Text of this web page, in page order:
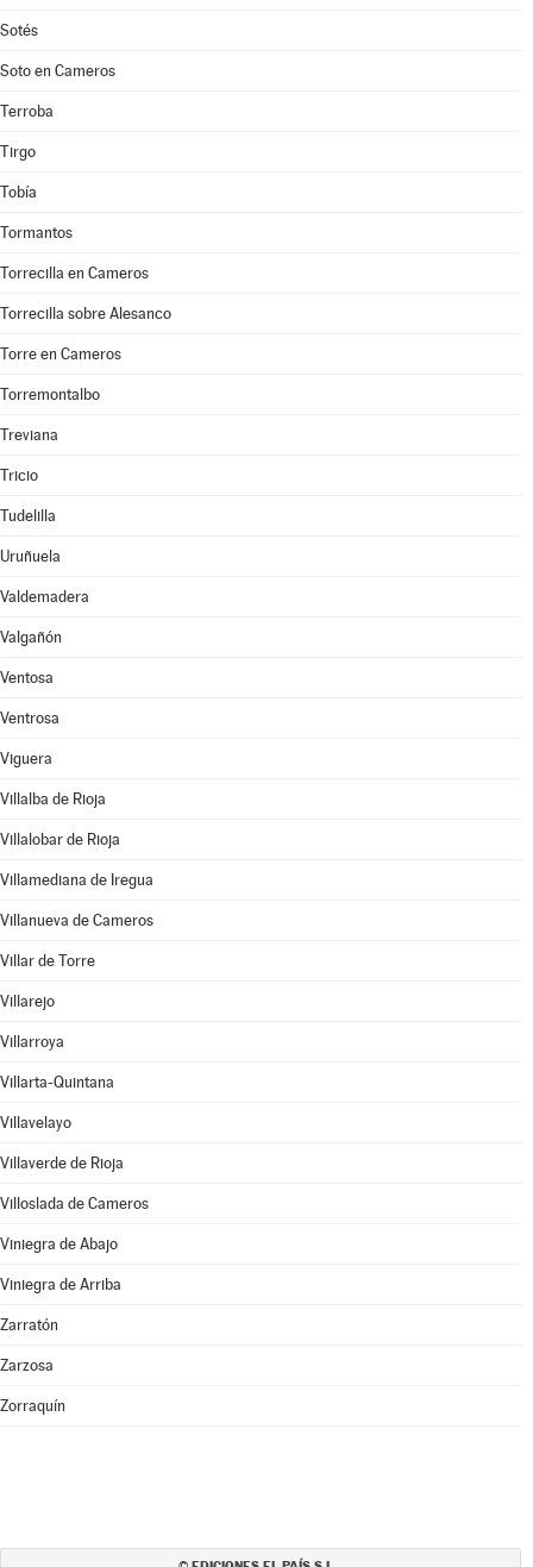
Sotés
Soto en Cameros
Terroba
Tirgo
Tobía
Tormantos
Torrecilla en Cameros
Torrecilla sobre Alesanco
Torre en Cameros
Torremontalbo
Treviana
Tricio
Tudelilla
Uruñuela
Valdemadera
Valgañón
Ventosa
Ventrosa
Viguera
Villalba de Rioja
Villalobar de Rioja
Villamediana de Iregua
Villanueva de Cameros
Villar de Torre
Villarejo
Villarroya
Villarta-Quintana
Villavelayo
Villaverde de Rioja
Villoslada de Cameros
Viniegra de Abajo
Viniegra de Arriba
Zarratón
Zarzosa
Zorraquín